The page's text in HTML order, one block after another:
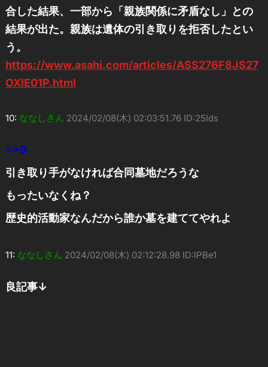
合した結果、一部から「親族関係に矛盾なし」との
結果が出た。親族は遺体の引き取りを拒否したとい
う。
https://www.asahi.com/articles/ASS276F8JS27
OXIE01P.html
10: ななしさん 2024/02/08(木) 02:03:51.76 ID:25Ids
>>9
引き取り手がなければ合同墓地だろうな
もったいなくね？
歴史的活動家なんだから誰か墓を建ててやれよ
11: ななしさん 2024/02/08(木) 02:12:28.98 ID:IPBe1
良記事↓